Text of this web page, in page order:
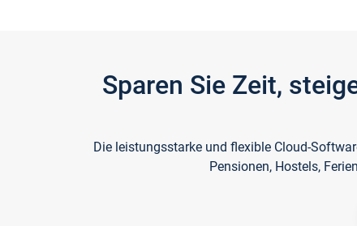
Sparen Sie Zeit,
Die leistungsstarke und flexible Cloud-
Pensionen, Hostels,